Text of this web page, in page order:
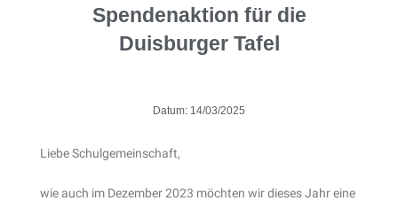
Spendenaktion für die
Duisburger Tafel
Datum: 14/03/2025
Liebe Schulgemeinschaft,
wie auch im Dezember 2023 möchten wir dieses Jahr eine